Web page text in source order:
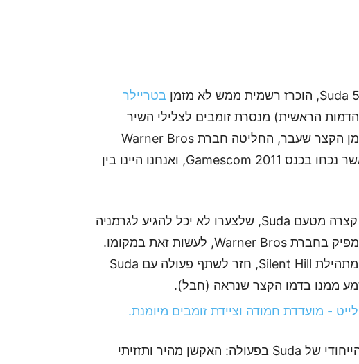
בטריילר
הראשית) מנסרת זומבים לצלילי השיר
המפורסם Lollipop משנות ה50. למרות הזמן הקצר שעבר, החליטה חברת Warner Bros
להראות דמו קצר מתוכו לנציגי התקשורת אשר נכחו בכנס Gamescom 2011, ואנחנו היינו בין
לפני שהדמו התחיל, הוקרנה עבורנו הודעה קצרה מטעם Suda, שלצערו לא יכל להגיע לגרמניה
בעצמו, ושלח את סקוט וור (Scott Warr), מפיק בחברת Warner Bros, לעשות זאת במקומו.
בנוסף סקוט גילה לנו כי Akira Yamaoka, מתהילת Silent Hill, חזר לשתף פעולה עם Suda
ממנו בדמו הקצר שנראה (חבל).
כבר מתחילת הדמו ניתן לראות את הסגנון הייחודי של Suda בפעולה: האקשן מהיר ותזזיתי